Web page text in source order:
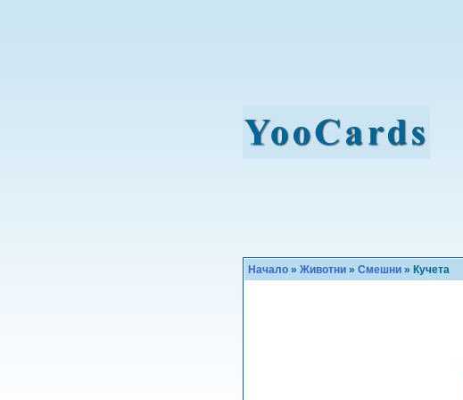
Начало » Животни » Смешни » Кучета